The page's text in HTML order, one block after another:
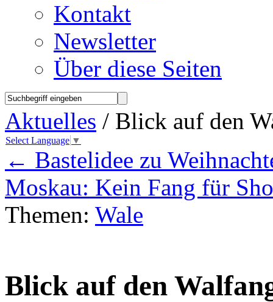
Kontakt
Newsletter
Über diese Seiten
Aktuelles / Blick auf den
Select Language ▼
← Bastelidee zu
Moskau: Kein Fang für
Themen: Wale
Blick auf den